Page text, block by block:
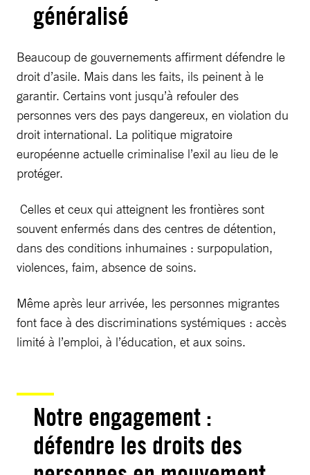
généralisé
Beaucoup de gouvernements affirment défendre le
droit d’asile. Mais dans les faits, ils peinent à le
garantir. Certains vont jusqu’à refouler des
personnes vers des pays dangereux, en violation du
droit international. La politique migratoire
européenne actuelle criminalise l’exil au lieu de le
protéger.
Celles et ceux qui atteignent les frontières sont
souvent enfermés dans des centres de détention,
dans des conditions inhumaines : surpopulation,
violences, faim, absence de soins.
Même après leur arrivée, les personnes migrantes
font face à des discriminations systémiques : accès
limité à l’emploi, à l’éducation, et aux soins.
Notre engagement :
défendre les droits des